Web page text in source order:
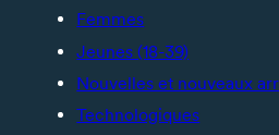
Femmes
Jeunes (18-39)
Nouvelles et nouveaux
Technologiques